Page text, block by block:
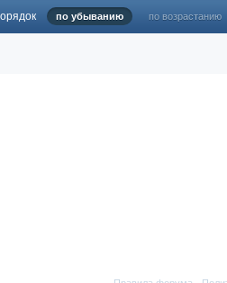
по убыванию по возрастанию